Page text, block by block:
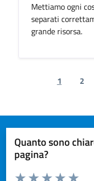
Mettiamo ogni
separati
grande risorsa.
Previous page
1 2
Quanto sono
pagina?
Valuta da 1 a 5 stelle la